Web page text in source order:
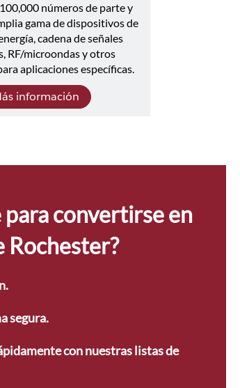
números de parte y
gama de dispositivos de
cadena de señales
RF/microondas y otros
aplicaciones específicas.
información
convertirse en
Rochester?
segura.
con nuestras listas de